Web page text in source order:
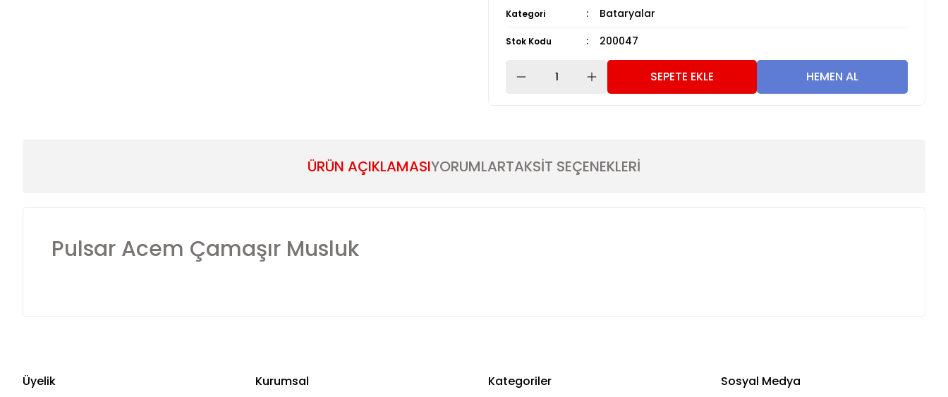
Kategori Bataryalar
Stok Kodu 200047
SEPETE EKLE HEMEN AL
ÜRÜN AÇIKLAMASIYORUMLARTAKSİT SEÇENEKLERİ
Pulsar Acem Çamaşır Musluk
Bu ürüne ilk yorumu siz yapın!
Üyelik Kurumsal Kategoriler Sosyal Medya